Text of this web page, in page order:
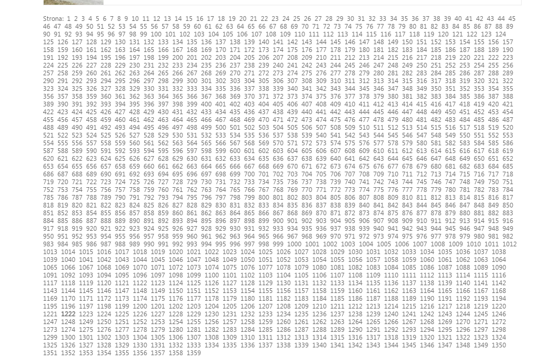
Strona: 1 2 3 4 5 6 7 8 9 10 11 12 13 14 15 16 17 18 19 20 21 22 23 24 25 26 27 28 29 30 31 32 33 34 35 36 37 38 39 40 41 42 43 44 45
46 47 48 49 50 51 52 53 54 55 56 57 58 59 60 61 62 63 64 65 66 67 68 69 70 71 72 73 74 75 76 77 78 79 80 81 82 83 84 85 86 87 88 89
90 91 92 93 94 95 96 97 98 99 100 101 102 103 104 105 106 107 108 109 110 111 112 113 114 115 116 117 118 119 120 121 122 123
124
125
126 127 128 129 130 131 132 133 134 135 136 137 138 139 140 141 142 143 144 145 146 147 148 149 150 151 152 153 154 155 156 157
158 159 160 161 162 163 164 165 166 167 168 169 170 171 172 173 174 175 176 177 178 179 180 181 182 183 184 185 186 187 188 189 190
191
192 193 194 195 196 197 198 199 200 201 202 203 204 205 206 207 208 209 210 211 212 213 214 215 216 217 218 219 220 221 222
223
224 225 226 227 228 229 230 231 232 233 234 235 236 237 238 239 240 241 242 243 244 245 246 247 248 249 250 251 252 253 254 255
256
257 258 259 260 261 262 263 264 265 266 267 268 269 270 271 272 273 274 275 276 277 278 279 280 281 282 283 284 285 286 287 288 289
290 291 292 293 294 295 296 297 298 299 300 301 302 303 304 305 306 307 308 309 310 311 312 313 314 315 316 317 318 319 320 321
322
323
324 325 326 327 328 329 330 331 332 333 334 335 336 337 338 339 340 341 342 343 344 345 346 347 348 349 350 351 352 353 354 355
356 357 358 359 360 361 362 363 364 365 366 367 368 369 370 371 372 373 374 375 376 377 378 379 380 381 382 383 384 385 386 387 388
389 390 391 392 393 394 395 396 397 398 399 400 401 402 403 404 405 406 407 408 409 410 411 412 413 414 415 416 417 418 419 420 421
422 423 424 425 426 427 428 429 430 431 432 433 434 435 436 437 438 439 440 441 442 443 444 445 446 447 448 449 450 451 452 453 454
455 456 457 458 459 460 461 462 463 464 465 466 467 468 469 470 471 472 473 474 475 476 477 478 479 480 481 482 483 484 485 486 487
488 489 490 491 492 493 494 495 496 497 498 499 500 501 502 503 504 505 506 507 508 509 510 511 512 513 514 515 516 517 518 519 520
521
522 523 524 525 526 527 528 529 530 531 532 533 534 535 536 537 538 539 540 541 542 543 544 545 546 547 548 549 550 551 552
553
554 555 556 557 558 559 560 561 562 563 564 565 566 567 568 569 570 571 572 573 574 575 576 577 578 579 580 581 582 583 584 585
586
587 588 589 590 591 592 593 594 595 596 597 598 599 600 601 602 603 604 605 606 607 608 609 610 611 612 613 614 615 616 617 618 619
620 621 622 623 624 625 626 627 628 629 630 631 632 633 634 635 636 637 638 639 640 641 642 643 644 645 646 647 648 649 650 651
652
653 654 655 656 657 658 659 660 661 662 663 664 665 666 667 668 669 670 671 672 673 674 675 676 677 678 679 680 681 682 683 684 685
686 687 688 689 690 691 692 693 694 695 696 697 698 699 700 701 702 703 704 705 706 707 708 709 710 711 712 713 714 715 716 717 718
719 720 721 722 723 724 725 726 727 728 729 730 731 732 733 734 735 736 737 738 739 740 741 742 743 744 745 746 747 748 749 750 751
752 753 754 755 756 757 758 759 760 761 762 763 764 765 766 767 768 769 770 771 772 773 774 775 776 777 778 779 780 781 782 783 784
785 786 787 788 789 790 791 792 793 794 795 796 797 798 799 800 801 802 803 804 805 806 807 808 809 810 811 812 813 814 815 816 817
818 819 820 821 822 823 824 825 826 827 828 829 830 831 832 833 834 835 836 837 838 839 840 841 842 843 844 845 846 847 848 849 850
851
852 853 854 855 856 857 858 859 860 861 862 863 864 865 866 867 868 869 870 871 872 873 874 875 876 877 878 879 880 881 882 883
884 885 886 887 888 889 890 891 892 893 894 895 896 897 898 899 900 901 902 903 904 905 906 907 908 909 910 911 912 913 914 915 916
917 918 919 920 921 922 923 924 925 926 927 928 929 930 931 932 933 934 935 936 937 938 939 940 941 942 943 944 945 946 947 948 949
950 951 952 953 954 955 956 957 958 959 960 961 962 963 964 965 966 967 968 969 970 971 972 973 974 975 976 977 978 979 980 981
982
983 984 985 986 987 988 989 990 991 992 993 994 995 996 997 998 999 1000 1001 1002 1003 1004 1005 1006 1007 1008 1009 1010 1011
1012
1013
1014 1015 1016 1017 1018 1019 1020 1021 1022 1023 1024 1025 1026 1027 1028 1029 1030 1031 1032 1033 1034 1035 1036 1037 1038
1039 1040 1041 1042 1043 1044 1045 1046 1047 1048 1049 1050 1051 1052 1053 1054 1055 1056 1057 1058 1059 1060 1061 1062 1063
1064
1065
1066 1067 1068 1069 1070 1071 1072 1073 1074 1075 1076 1077 1078 1079 1080 1081 1082 1083 1084 1085 1086 1087 1088 1089 1090
1091
1092 1093 1094 1095 1096 1097 1098 1099 1100 1101 1102 1103 1104 1105 1106 1107 1108 1109 1110 1111 1112 1113 1114 1115
1116
1117 1118 1119 1120 1121 1122 1123 1124 1125 1126 1127 1128 1129 1130 1131 1132 1133 1134 1135 1136 1137 1138 1139 1140 1141
1142
1143
1144 1145 1146 1147 1148 1149 1150 1151 1152 1153 1154 1155 1156 1157 1158 1159 1160 1161 1162 1163 1164 1165 1166 1167 1168
1169 1170 1171 1172 1173 1174 1175 1176 1177 1178 1179 1180 1181 1182 1183 1184 1185 1186 1187 1188 1189 1190 1191 1192 1193
1194
1195
1196 1197 1198 1199 1200 1201 1202 1203 1204 1205 1206 1207 1208 1209 1210 1211 1212 1213 1214 1215 1216 1217 1218 1219 1220
1221
1222 1223 1224 1225 1226 1227 1228 1229 1230 1231 1232 1233 1234 1235 1236 1237 1238 1239 1240 1241 1242 1243 1244 1245
1246
1247 1248 1249 1250 1251 1252 1253 1254 1255 1256 1257 1258 1259 1260 1261 1262 1263 1264 1265 1266 1267 1268 1269 1270 1271
1272
1273
1274 1275 1276 1277 1278 1279 1280 1281 1282 1283 1284 1285 1286 1287 1288 1289 1290 1291 1292 1293 1294 1295 1296 1297 1298
1299 1300 1301 1302 1303 1304 1305 1306 1307 1308 1309 1310 1311 1312 1313 1314 1315 1316 1317 1318 1319 1320 1321 1322 1323
1324
1325
1326 1327 1328 1329 1330 1331 1332 1333 1334 1335 1336 1337 1338 1339 1340 1341 1342 1343 1344 1345 1346 1347 1348 1349 1350
1351
1352 1353 1354 1355 1356 1357 1358 1359